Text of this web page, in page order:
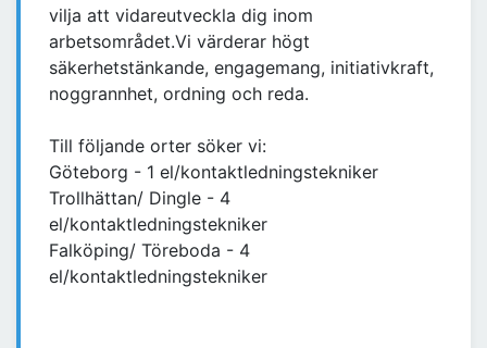
vilja att vidareutveckla dig inom
arbetsområdet.Vi värderar högt
säkerhetstänkande, engagemang, initiativkraft,
noggrannhet, ordning och reda.
Till följande orter söker vi:
Göteborg - 1 el/kontaktledningstekniker
Trollhättan/ Dingle - 4
el/kontaktledningstekniker
Falköping/ Töreboda - 4
el/kontaktledningstekniker